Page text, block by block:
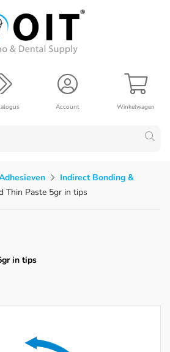
Winkelwagen
Account
Indirect Bonding &
Thin Paste 5gr in tips
in tips